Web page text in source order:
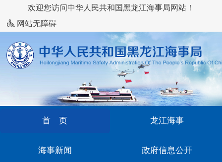
欢迎您访问中华人民共和国黑龙江海事局网站！
网站无障碍
首 页 龙江海事
海事新闻 政府信息公开